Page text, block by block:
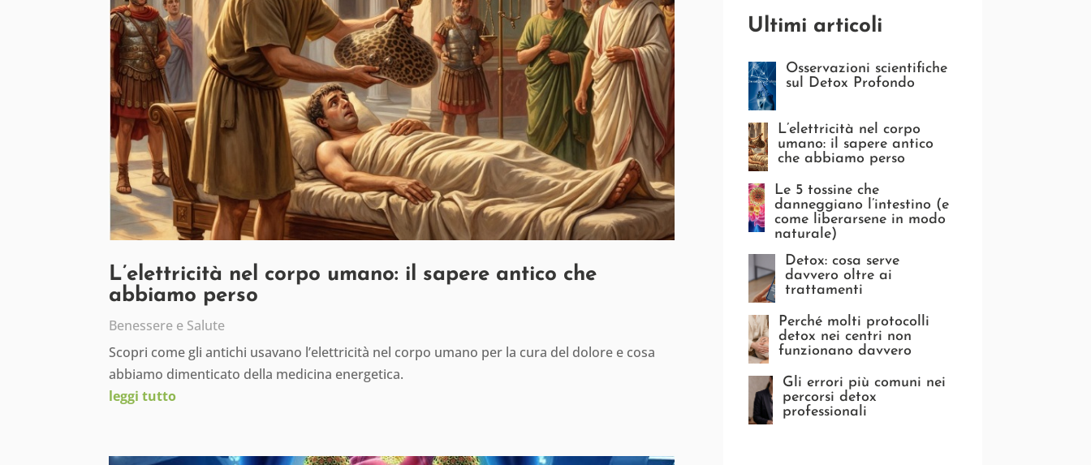
L’elettricità nel corpo umano: il sapere antico che
abbiamo perso
Benessere e Salute
Scopri come gli antichi usavano l’elettricità nel corpo umano per la cura del dolore e cosa
abbiamo dimenticato della medicina energetica.
leggi tutto
Ultimi articoli
Osservazioni scientifiche
sul Detox Profondo
L’elettricità nel corpo
umano: il sapere antico
che abbiamo perso
Le 5 tossine che
danneggiano l’intestino (e
come liberarsene in modo
naturale)
Detox: cosa serve
davvero oltre ai
trattamenti
Perché molti protocolli
detox nei centri non
funzionano davvero
Gli errori più comuni nei
percorsi detox
professionali